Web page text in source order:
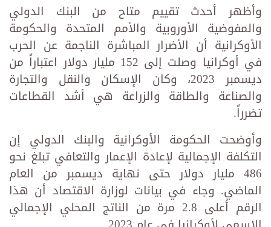
وأظهر أحدث تقييم متاح من البنك الدولي
والمفوضية الأوروبية والأمم المتحدة والحكومة
الأوكرانية أن الأضرار المباشرة الناجمة عن الحرب
في أوكرانيا وصلت إلى 152 مليار دولار اعتباراً من
ديسمبر 2023، وكان الإسكان والنقل والتجارة
والصناعة والطاقة والزراعة هي أشد القطاعات
تضرراً.
وأوضحت الحكومة الأوكرانية والبنك الدولي إن
التكلفة الإجمالية لإعادة الإعمار والتعافي تبلغ نحو
486 مليار دولار حتى نهاية ديسمبر من العام
الماضي. وجاء في بيانات لوزارة الاقتصاد أن هذا
الرقم أعلى 2.8 مرة من الناتج المحلي الإجمالي